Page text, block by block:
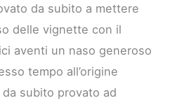
da subito a mettere
delle vignette con il
aventi un naso generoso
tempo all’origine
subito provato ad